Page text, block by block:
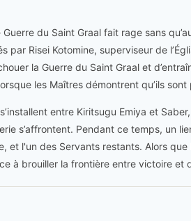
du Saint Graal fait rage sans
par Risei Kotomine, superviseur de
la Guerre du Saint Graal et
les Maîtres démontrent qu’ils
entre Kiritsugu Emiya et
s’affrontent. Pendant ce temps, un
et l'un des Servants restants. Alors
à brouiller la frontière entre victoire et